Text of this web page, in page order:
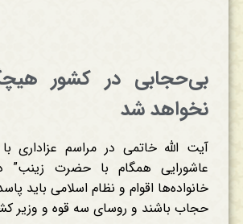
بی‌حجابی در کشور
نخواهد شد
آیت الله خاتمی در مراسم عزاداری با
عاشورایی همگام با حضرت زینب”
خانواده‌ها اقوام و نظام اسلامی باید
حجاب باشند و روسای سه قوه و وزیر